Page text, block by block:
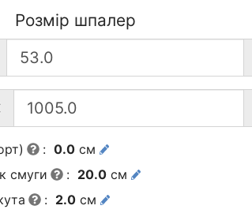
Розмір шпалер
: 0.0см
смуги
: 20.0см
: 2.0см